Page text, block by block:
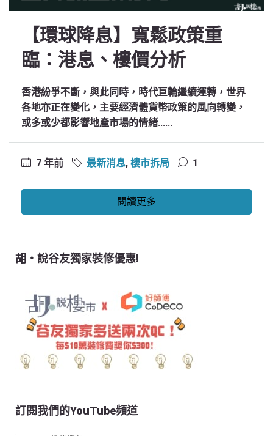
【環球降息】寬鬆政策重
臨：港息、樓價分析
香港紛爭不斷，與此同時，時代巨輪繼續運轉，世界
各地亦正在變化，主要經濟體貨幣政策的風向轉變，
或多或少都影響地產市場的情緒......
7 年前 最新消息, 樓市拆局 1
閱讀更多
胡‧說谷友獨家裝修優惠!
訂閱我們的YouTube頻道